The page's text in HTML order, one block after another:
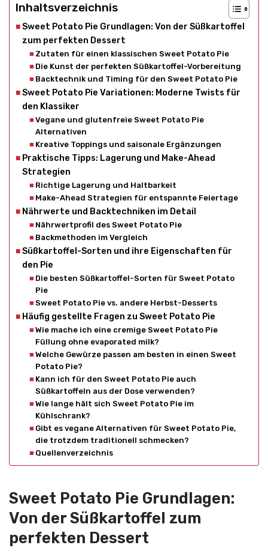
Inhaltsverzeichnis
Sweet Potato Pie Grundlagen: Von der Süßkartoffel
zum perfekten Dessert
Zutaten für einen klassischen Sweet Potato Pie
Die Kunst der perfekten Süßkartoffel-Vorbereitung
Backtechnik und Timing für den Sweet Potato Pie
Sweet Potato Pie Variationen: Moderne Twists für
den Klassiker
Vegane und glutenfreie Sweet Potato Pie
Alternativen
Kreative Toppings und saisonale Ergänzungen
Praktische Tipps: Lagerung und Make-Ahead
Strategien
Richtige Lagerung und Haltbarkeit
Make-Ahead Strategien für entspannte Feiertage
Nährwerte und Backtechniken im Detail
Nährwertprofil des Sweet Potato Pie
Backmethoden im Vergleich
Süßkartoffel-Sorten und ihre Eigenschaften für
den Pie
Die besten Süßkartoffel-Sorten für Sweet Potato
Pie
Sweet Potato Pie vs. andere Herbst-Desserts
Häufig gestellte Fragen zu Sweet Potato Pie
Wie mache ich eine cremige Sweet Potato Pie
Füllung ohne evaporated milk?
Welche Gewürze passen am besten in einen Sweet
Potato Pie?
Kann ich für den Sweet Potato Pie auch
Süßkartoffeln aus der Dose verwenden?
Wie lange hält sich Sweet Potato Pie im
Kühlschrank?
Gibt es vegane Alternativen für Sweet Potato Pie,
die trotzdem traditionell schmecken?
Quellenverzeichnis
Sweet Potato Pie Grundlagen:
Von der Süßkartoffel zum
perfekten Dessert